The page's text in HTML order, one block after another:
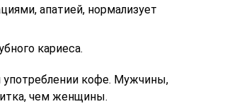
апатией, нормализует
кариеса.
кофе. Мужчины,
чем женщины.